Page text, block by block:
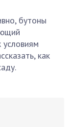
бутоны
условиям
как